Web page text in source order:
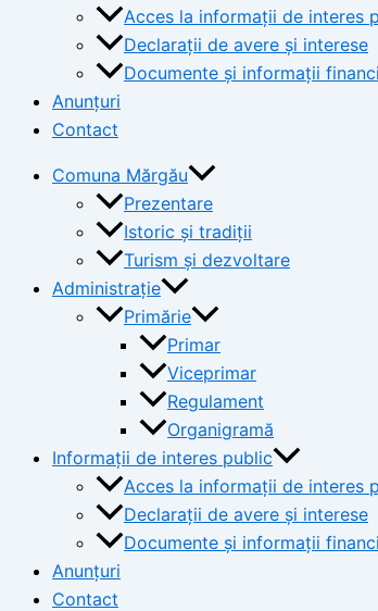
Acces la informații de interes
Declarații de avere și interese
Documente și informații
Anunțuri
Contact
Comuna Mărgău
Prezentare
Istoric și tradiții
Turism și dezvoltare
Administrație
Primărie
Primar
Viceprimar
Regulament
Organigramă
Informații de interes public
Acces la informații de interes
Declarații de avere și interese
Documente și informații
Anunțuri
Contact